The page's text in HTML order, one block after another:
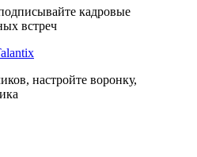
кадровые
встреч
настройте воронку,